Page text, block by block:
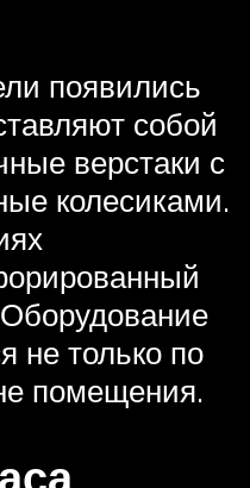
появились
собой
верстаки с
колесиками.
не только по
помещения.